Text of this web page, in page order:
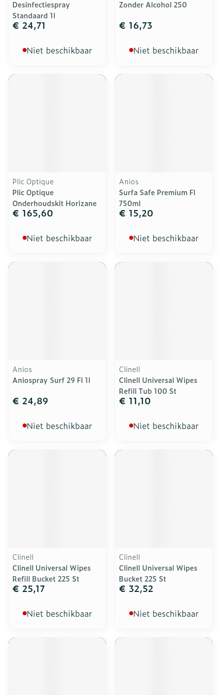
Desinfectiespray
Standaard 1l
€ 24,71
Niet beschikbaar
Zonder Alcohol 250
€ 16,73
Niet beschikbaar
Plic Optique
Plic Optique
Onderhoudskit Horizane
€ 165,60
Niet beschikbaar
Anios
Surfa Safe Premium Fl
750ml
€ 15,20
Niet beschikbaar
Anios
Aniospray Surf 29 Fl 1l
€ 24,89
Niet beschikbaar
Clinell
Clinell Universal Wipes
Refill Tub 100 St
€ 11,10
Niet beschikbaar
Clinell
Clinell Universal Wipes
Refill Bucket 225 St
€ 25,17
Niet beschikbaar
Clinell
Clinell Universal Wipes
Bucket 225 St
€ 32,52
Niet beschikbaar